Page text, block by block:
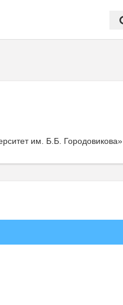
им. Б.Б. Городовикова» ,